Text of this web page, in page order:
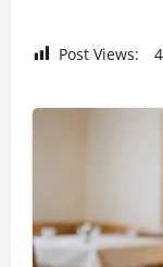
Post Views: